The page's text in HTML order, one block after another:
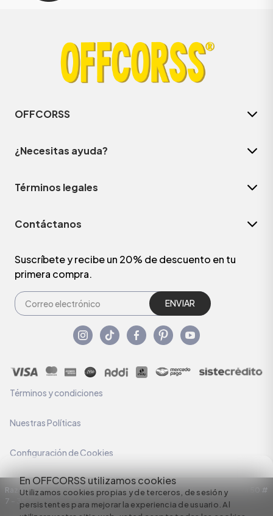
En OFFCORSS utilizamos cookies
Utilizamos cookies propias y de terceros, de sesión y
persistentes para mejorar la experiencia de usuario. Al
OFFCORSS
¿Necesitas ayuda?
Términos legales
Contáctanos
Suscríbete y recibe un 20% de descuento en tu
primera compra.
ENVIAR
Términos y condiciones
Nuestras Políticas
Configuración de Cookies
Razón Social: C.I HERMECO S.A. NIT: 890924167-6 Dirección: Carrera 50 #
7 – 35